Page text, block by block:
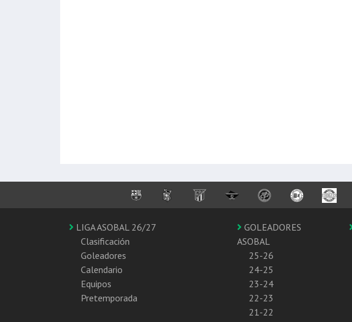
LIGA ASOBAL 26/27
Clasificación
Goleadores
Calendario
Equipos
Pretemporada
GOLEADORES
ASOBAL
25-26
24-25
23-24
22-23
21-22